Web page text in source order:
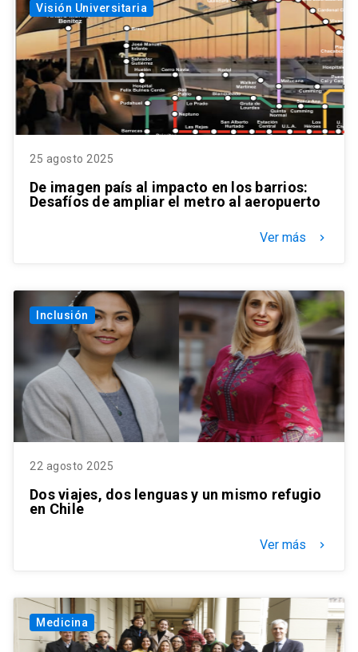
Visión Universitaria
25 agosto 2025
De imagen país al impacto en los barrios:
Desafíos de ampliar el metro al aeropuerto
Ver más keyboard_arrow_right
Inclusión
22 agosto 2025
Dos viajes, dos lenguas y un mismo refugio
en Chile
Ver más keyboard_arrow_right
Medicina